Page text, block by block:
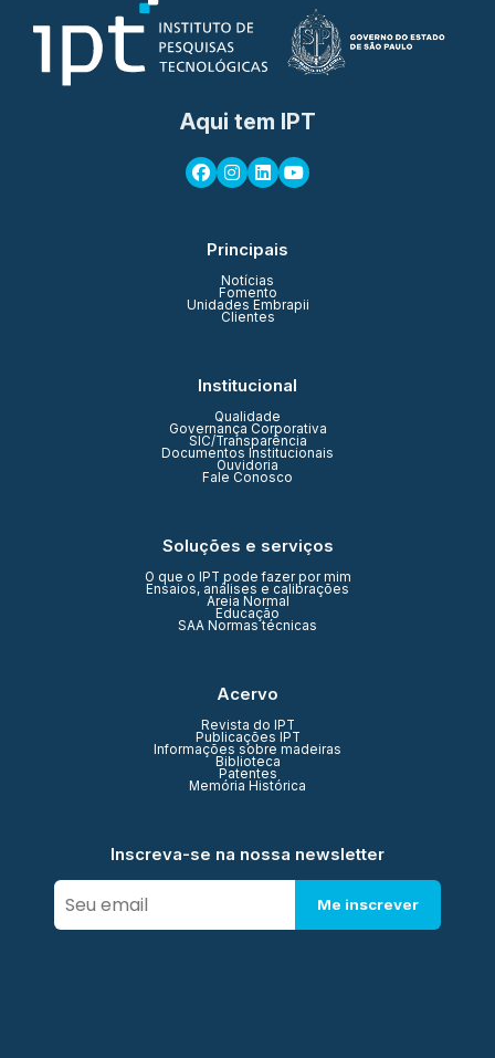
Aqui tem IPT
Principais
Notícias
Fomento
Unidades Embrapii
Clientes
Institucional
Qualidade
Governança Corporativa
SIC/Transparência
Documentos Institucionais
Ouvidoria
Fale Conosco
Soluções e serviços
O que o IPT pode fazer por mim
Ensaios, análises e calibrações
Areia Normal
Educação
SAA Normas técnicas
Acervo
Revista do IPT
Publicações IPT
Informações sobre madeiras
Biblioteca
Patentes
Memória Histórica
Inscreva-se na nossa newsletter
Me inscrever